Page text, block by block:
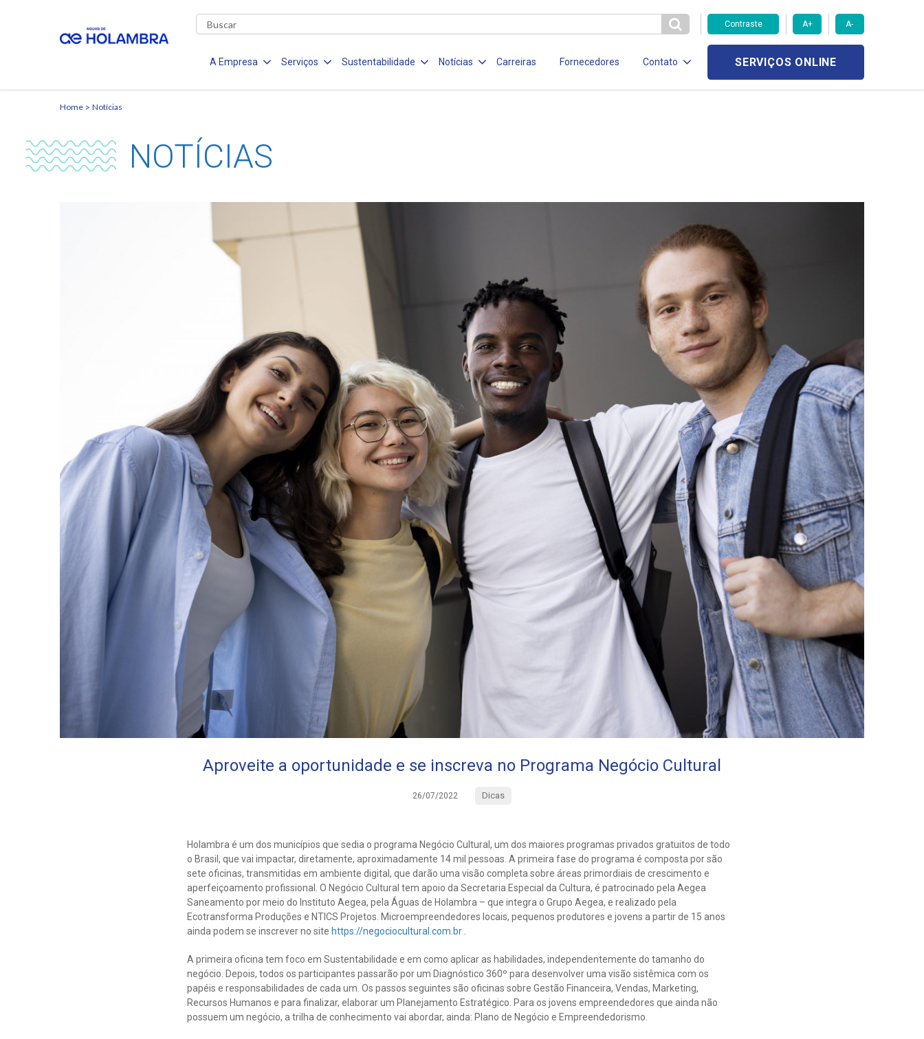
Contraste A+ A-
A Empresa Serviços Sustentabilidade Notícias Carreiras Fornecedores Contato SERVIÇOS ONLINE
Home Notícias
NOTÍCIAS
Aproveite a oportunidade e se inscreva no Programa Negócio Cultural
26/07/2022 Dicas
Holambra é um dos municípios que sedia o programa Negócio Cultural, um dos maiores programas privados gratuitos de todo
o Brasil, que vai impactar, diretamente, aproximadamente 14 mil pessoas. A primeira fase do programa é composta por são
sete oficinas, transmitidas em ambiente digital, que darão uma visão completa sobre áreas primordiais de crescimento e
aperfeiçoamento profissional. O Negócio Cultural tem apoio da Secretaria Especial da Cultura, é patrocinado pela Aegea
Saneamento por meio do Instituto Aegea, pela Águas de Holambra – que integra o Grupo Aegea, e realizado pela
Ecotransforma Produções e NTICS Projetos. Microempreendedores locais, pequenos produtores e jovens a partir de 15 anos
ainda podem se inscrever no site https://negociocultural.com.br
A primeira oficina tem foco em Sustentabilidade e em como aplicar as habilidades, independentemente do tamanho do
negócio. Depois, todos os participantes passarão por um Diagnóstico 360º para desenvolver uma visão sistêmica com os
papéis e responsabilidades de cada um. Os passos seguintes são oficinas sobre Gestão Financeira, Vendas, Marketing,
Recursos Humanos e para finalizar, elaborar um Planejamento Estratégico. Para os jovens empreendedores que ainda não
possuem um negócio, a trilha de conhecimento vai abordar, ainda: Plano de Negócio e Empreendedorismo.